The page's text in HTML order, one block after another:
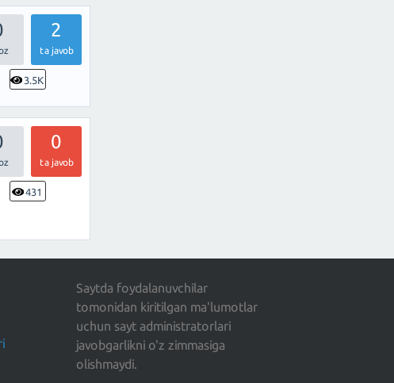
2
ta javob
3.5K
0
ta javob
431
Saytda foydalanuvchilar
tomonidan kiritilgan ma'lumotlar
uchun sayt administratorlari
javobgarlikni o'z zimmasiga
olishmaydi.